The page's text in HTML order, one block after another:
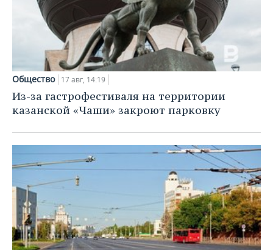
Общество 17 авг, 14:19
Из-за гастрофестиваля на территории
казанской «Чаши» закроют парковку